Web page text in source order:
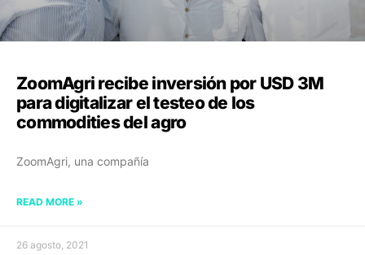
ZoomAgri recibe inversión por USD 3M
para digitalizar el testeo de los
commodities del agro
ZoomAgri, una compañía
READ MORE »
26 agosto, 2021